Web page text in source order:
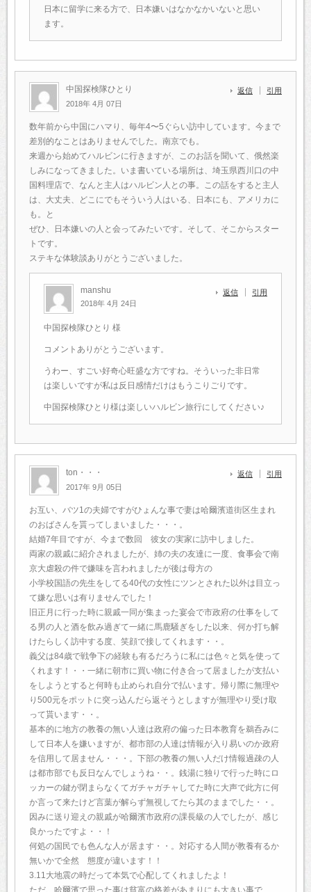
日本に留学に来る方で、日本嫌いはなかなかいないと思い
ます。
中国探検隊ひとり
2018年 4月 07日
返信 引用
数年前から中国にハマり、毎年4〜5ぐらい訪中しています。今まで
差別的なことはありませんでした。南京でも。
来週から始めてハルビンに行きますが、このお話を聞いて、俄然楽
しみになってきました。いま書いている場所は、埼玉県西川口の中
国料理店で、なんと主人はハルビン人との事。この話をすると主人
は、大丈夫、どこにでもそういう人はいる、日本にも、アメリカに
も。と
ぜひ、日本嫌いの人と会ってみたいです。そして、そこからスター
トです。
ステキな体験談ありがとうございました。
manshu
2018年 4月 24日
返信 引用
中国探検隊ひとり 様
コメントありがとうございます。
うわー、すごい好奇心旺盛な方ですね。そういった非日常
は楽しいですが私は反日感情だけはもうこりごりです。
中国探検隊ひとり様は楽しいハルビン旅行にしてください♪
ton・・・
2017年 9月 05日
返信 引用
お互い、バツ1の夫婦ですがひょんな事で妻は哈爾濱道街区生まれ
のおばさんを貰ってしまいました・・・。
結婚7年目ですが、今まで数回 彼女の実家に訪中しました。
両家の親戚に紹介されましたが、姉の夫の友達に一度、食事会で南
京大虐殺の件で嫌味を言われましたが後は母方の
小学校国語の先生をしてる40代の女性にツンとされた以外は目立っ
て嫌な思いは有りませんでした！
旧正月に行った時に親戚一同が集まった宴会で市政府の仕事をして
る男の人と酒を飲み過ぎて一緒に馬鹿騒ぎをした以来、何か打ち解
けたらしく訪中する度、笑顔で接してくれます・・。
義父は84歳で戦争下の経験も有るだろうに私には色々と気を使って
くれます！・・一緒に朝市に買い物に付き合って居ましたが支払い
をしようとすると何時も止められ自分で払います。帰り際に無理や
り500元をポットに突っ込んだら返そうとしますが無理やり受け取
って貰います・・。
基本的に地方の教養の無い人達は政府の偏った日本教育を鵜呑みに
して日本人を嫌いますが、都市部の人達は情報が入り易いのか政府
を信用して居ません・・・。下部の教養の無い人だけ情報過疎の人
は都市部でも反日なんでしょうね・・。銭湯に独りで行った時にロ
ッカーの鍵が閉まらなくてガチャガチャしてた時に大声で此方に何
か言って来たけど言葉が解らず無視してたら其のままでした・・。
因みに送り迎えの親戚が哈爾濱市政府の課長級の人でしたが、感じ
良かったですよ・・！
何処の国民でも色んな人が居ます・・。対応する人間が教養有るか
無いかで全然 態度が違います！！
3.11大地震の時だって本気で心配してくれましたよ！
ただ、哈爾濱で思った事は貧富の格差があまりにも大きい事で